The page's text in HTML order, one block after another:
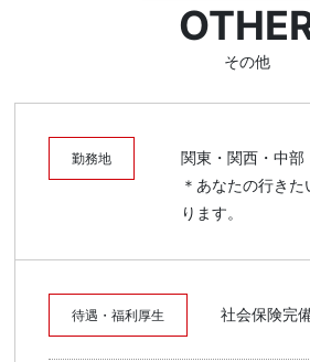
その他
勤務地
関東・関西・中
＊あなたの行き
ります。
待遇・福利厚生 社会保険完